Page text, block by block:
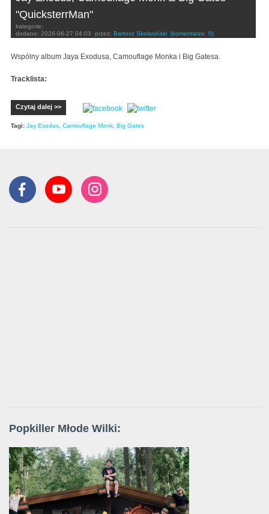
"QuicksterrMan"
kategorie:
dodano: 2026-06-27 04:03 przez: Bartosz Skolasiński (komentarze: 0)
Wspólny album Jaya Exodusa, Camouflage Monka i Big Gatesa.
Tracklista:
Czytaj dalej >>
Tagi: Jay Exodus Camouflage Monk Big Gates
Popkiller Młode Wilki: